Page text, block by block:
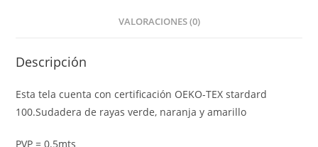
VALORACIONES (0)
Descripción
Esta tela cuenta con certificación OEKO-TEX stardard
100.Sudadera de rayas verde, naranja y amarillo
PVP = 0.5mts